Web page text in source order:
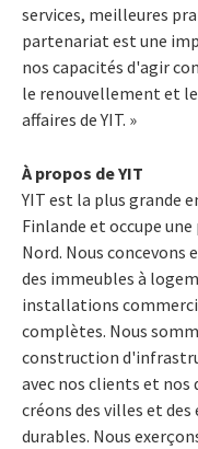
services, meilleures
partenariat est une
nos capacités d'agir
le renouvellement et
affaires de YIT. »
À propos de YIT
YIT est la plus grande
Finlande et occupe
Nord. Nous
des immeubles à
installations
complètes. Nous
construction
avec nos clients et nos
créons des villes et
durables. Nous